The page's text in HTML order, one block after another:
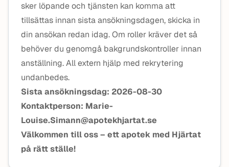
sker löpande och tjänsten kan komma att
tillsättas innan sista ansökningsdagen, skicka in
din ansökan redan idag. Om roller kräver det så
behöver du genomgå bakgrundskontroller innan
anställning. All extern hjälp med rekrytering
undanbedes.
Sista ansökningsdag: 2026-08-30
Kontaktperson: Marie-
Louise.Simann@apotekhjartat.se
Välkommen till oss – ett apotek med Hjärtat
på rätt ställe!